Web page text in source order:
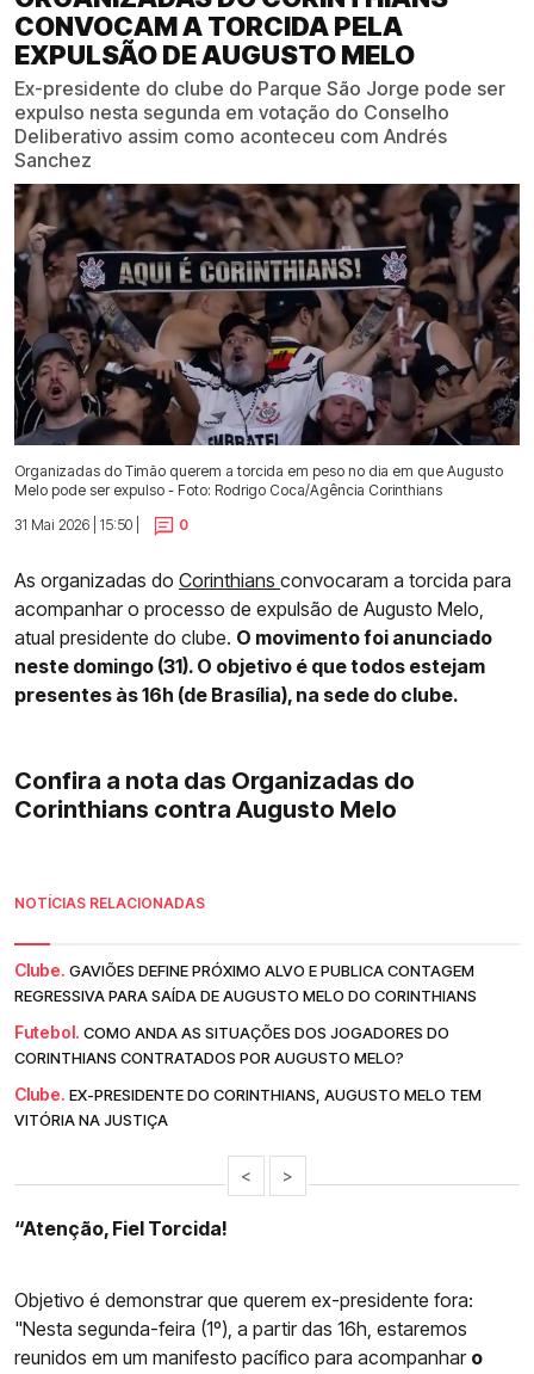
CONVOCAM A TORCIDA PELA
EXPULSÃO DE AUGUSTO MELO
Ex-presidente do clube do Parque São Jorge pode ser
expulso nesta segunda em votação do Conselho
Deliberativo assim como aconteceu com Andrés
Sanchez
Organizadas do Timão querem a torcida em peso no dia em que Augusto
Melo pode ser expulso - Foto: Rodrigo Coca/Agência Corinthians
31 Mai 2026 | 15:50 |
0
As organizadas do Corinthians convocaram a torcida para
acompanhar o processo de expulsão de Augusto Melo,
atual presidente do clube. O movimento foi anunciado
neste domingo (31). O objetivo é que todos estejam
presentes às 16h (de Brasília), na sede do clube.
Confira a nota das Organizadas do
Corinthians contra Augusto Melo
NOTÍCIAS RELACIONADAS
Clube. GAVIÕES DEFINE PRÓXIMO ALVO E PUBLICA CONTAGEM
REGRESSIVA PARA SAÍDA DE AUGUSTO MELO DO CORINTHIANS
Futebol. COMO ANDA AS SITUAÇÕES DOS JOGADORES DO
CORINTHIANS CONTRATADOS POR AUGUSTO MELO?
Clube. EX-PRESIDENTE DO CORINTHIANS, AUGUSTO MELO TEM
VITÓRIA NA JUSTIÇA
< >
“Atenção, Fiel Torcida!
Objetivo é demonstrar que querem ex-presidente fora:
"Nesta segunda-feira (1º), a partir das 16h, estaremos
reunidos em um manifesto pacífico para acompanhar o